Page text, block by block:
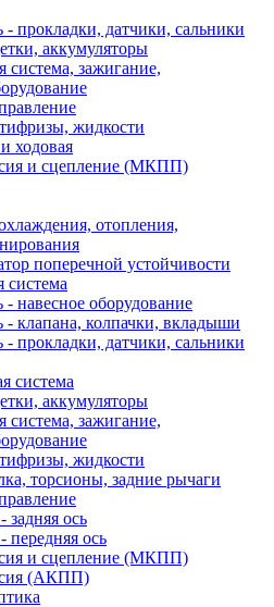
- прокладки, датчики, сальники
аккумуляторы
система, зажигание,
жидкости
ходовая
и сцепление (МКПП)
отопления,
поперечной устойчивости
система
- навесное оборудование
- клапана, колпачки, вкладыши
- прокладки, датчики, сальники
система
аккумуляторы
система, зажигание,
жидкости
торсионы, задние рычаги
задняя ось
передняя ось
и сцепление (МКПП)
(АКПП)